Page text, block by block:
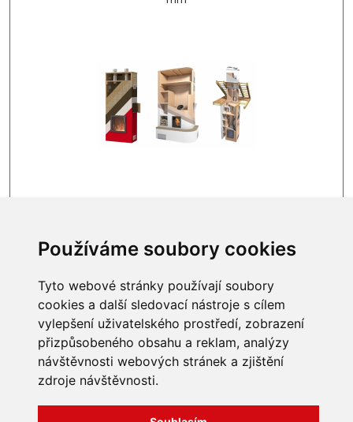
Používáme soubory cookies
Tyto webové stránky používají soubory
cookies a další sledovací nástroje s cílem
vylepšení uživatelského prostředí, zobrazení
přizpůsobeného obsahu a reklam, analýzy
návštěvnosti webových stránek a zjištění
zdroje návštěvnosti.
INFORMACE
Obchodní podmínky
Zpracování a ochrana
Bravura s.r.o. © 2026